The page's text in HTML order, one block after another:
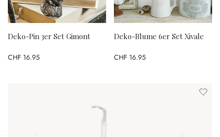
Deko-Pin 3er Set Gimont
CHF 16.95
Deko-Blume 6er Set Xivale
CHF 16.95